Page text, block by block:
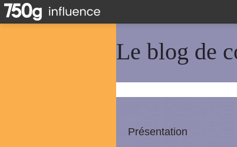
Le blog de
Présentation